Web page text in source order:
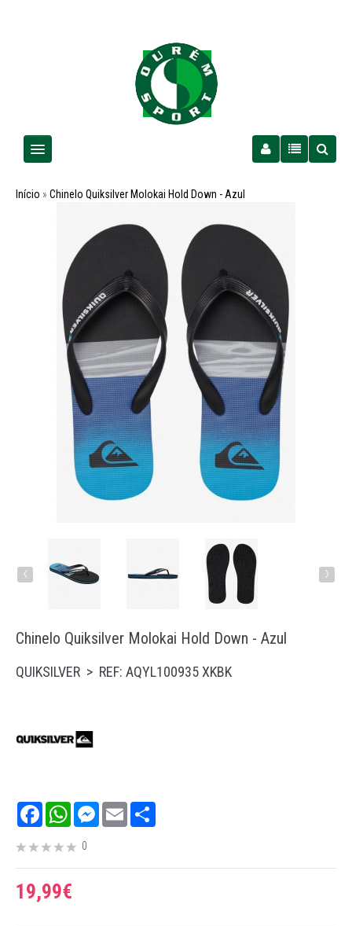
Homem
Criança
PROMOÇÕES
Futebol
Running
Início » Chinelo Quiksilver Molokai Hold Down - Azul
‹ ›
Chinelo Quiksilver Molokai Hold Down - Azul
QUIKSILVER > REF: AQYL100935 XKBK
FacebookWhatsAppMessenger
Email
0
19,99€